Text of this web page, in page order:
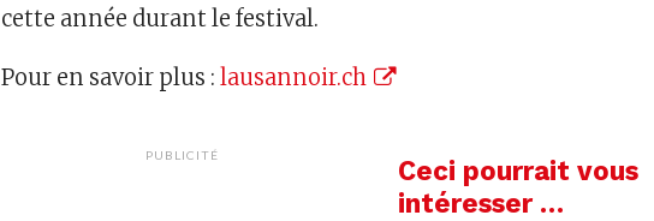
cette année durant le festival.
Pour en savoir plus :lausannoir.ch
PUBLICITÉ
Ceci pourrait vous
intéresser …